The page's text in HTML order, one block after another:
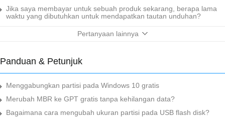
Jika saya membayar untuk sebuah produk sekarang, berapa lama
waktu yang dibutuhkan untuk mendapatkan tautan unduhan?
Pertanyaan lainnya
Panduan & Petunjuk
Menggabungkan partisi pada Windows 10 gratis
Merubah MBR ke GPT gratis tanpa kehilangan data?
Bagaimana cara mengubah ukuran partisi pada USB flash disk?